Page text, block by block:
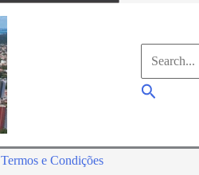
por:
Pesquisar
Termos e Condições